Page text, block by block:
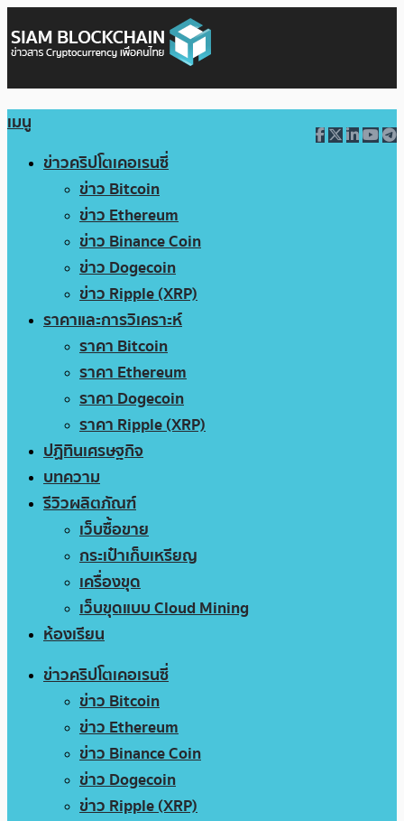
เมนู
ข่าวคริปโตเคอเรนซี่
ข่าว Bitcoin
ข่าว Ethereum
ข่าว Binance Coin
ข่าว Dogecoin
ข่าว Ripple (XRP)
ราคาและการวิเคราะห์
ราคา Bitcoin
ราคา Ethereum
ราคา Dogecoin
ราคา Ripple (XRP)
ปฏิทินเศรษฐกิจ
บทความ
รีวิวผลิตภัณฑ์
เว็บซื้อขาย
กระเป๋าเก็บเหรียญ
เครื่องขุด
เว็บขุดแบบ Cloud Mining
ห้องเรียน
ข่าวคริปโตเคอเรนซี่
ข่าว Bitcoin
ข่าว Ethereum
ข่าว Binance Coin
ข่าว Dogecoin
ข่าว Ripple (XRP)